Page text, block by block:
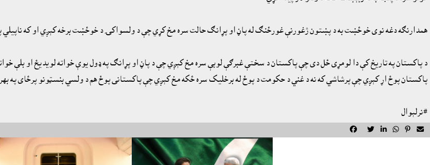
همدارنګه دغه نوى خوځښت به د پښتون ژغورنې غورځنګ له پاڼ او پړانګ حالت سره مخ کړي چې د ولسواکۍ د خوځښت برخه کېږي او که ناپيلي
د پاکستان په تاريخ کې دا لومړى ځل دى چې پاکستان د سختې غبرګې لوبې سره مخ کېږي چې د پاڼ او پړانګ په ډول يوې خواته لويديځ او بلې
پاکستان پوځ اړ کېږي چې پرشاشي که نه د غني د حکومت د پوځ له برخليک سره ځکه مخ کېږي چې پاکستانى پوځ هم د ولسي بنسټونو پرځاى په
#نرلېوال
     